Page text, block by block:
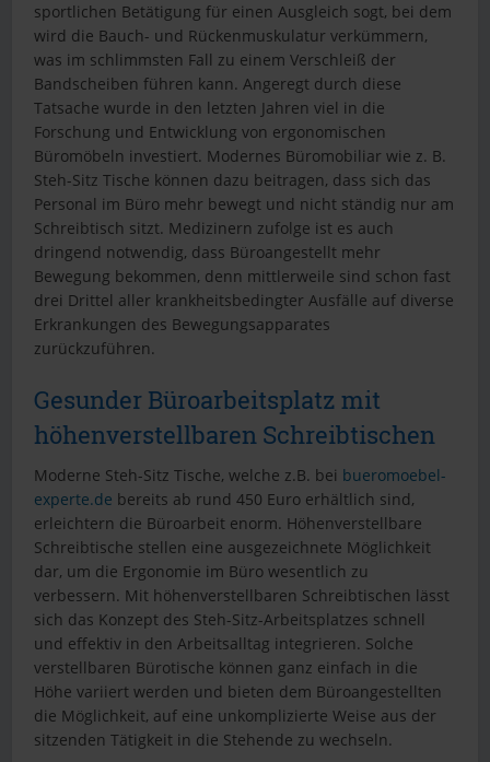
sportlichen Betätigung für einen Ausgleich sogt, bei dem
wird die Bauch- und Rückenmuskulatur verkümmern,
was im schlimmsten Fall zu einem Verschleiß der
Bandscheiben führen kann. Angeregt durch diese
Tatsache wurde in den letzten Jahren viel in die
Forschung und Entwicklung von ergonomischen
Büromöbeln investiert. Modernes Büromobiliar wie z. B.
Steh-Sitz Tische können dazu beitragen, dass sich das
Personal im Büro mehr bewegt und nicht ständig nur am
Schreibtisch sitzt. Medizinern zufolge ist es auch
dringend notwendig, dass Büroangestellt mehr
Bewegung bekommen, denn mittlerweile sind schon fast
drei Drittel aller krankheitsbedingter Ausfälle auf diverse
Erkrankungen des Bewegungsapparates
zurückzuführen.
Gesunder Büroarbeitsplatz mit
höhenverstellbaren Schreibtischen
Moderne Steh-Sitz Tische, welche z.B. bei bueromoebel-
experte.de bereits ab rund 450 Euro erhältlich sind,
erleichtern die Büroarbeit enorm. Höhenverstellbare
Schreibtische stellen eine ausgezeichnete Möglichkeit
dar, um die Ergonomie im Büro wesentlich zu
verbessern. Mit höhenverstellbaren Schreibtischen lässt
sich das Konzept des Steh-Sitz-Arbeitsplatzes schnell
und effektiv in den Arbeitsalltag integrieren. Solche
verstellbaren Bürotische können ganz einfach in die
Höhe variiert werden und bieten dem Büroangestellten
die Möglichkeit, auf eine unkomplizierte Weise aus der
sitzenden Tätigkeit in die Stehende zu wechseln.